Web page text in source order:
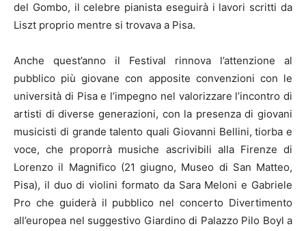
del Gombo, il celebre pianista eseguirà i lavori scritti da
Liszt proprio mentre si trovava a Pisa.
Anche quest’anno il Festival rinnova l’attenzione al
pubblico più giovane con apposite convenzioni con le
università di Pisa e l’impegno nel valorizzare l’incontro di
artisti di diverse generazioni, con la presenza di giovani
musicisti di grande talento quali Giovanni Bellini, tiorba e
voce, che proporrà musiche ascrivibili alla Firenze di
Lorenzo il Magnifico (21 giugno, Museo di San Matteo,
Pisa), il duo di violini formato da Sara Meloni e Gabriele
Pro che guiderà il pubblico nel concerto Divertimento
all’europea nel suggestivo Giardino di Palazzo Pilo Boyl a